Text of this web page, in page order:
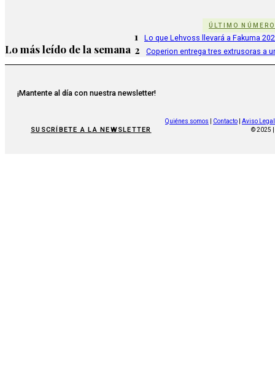
ÚLTIMO NÚMERO
Lo más leído de la semana
1 Lo que Lehvoss llevará a Fakuma
2 Coperion entrega tres extrusoras a
¡Mantente al día con nuestra newsletter!
SUSCRÍBETE A LA NEWSLETTER
Quiénes somos Contacto
Aviso Legal
© 2025